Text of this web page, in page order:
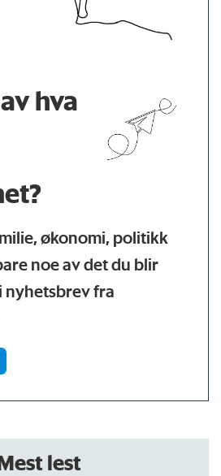
hva
økonomi, politikk
noe av det du blir
nyhetsbrev fra
lest